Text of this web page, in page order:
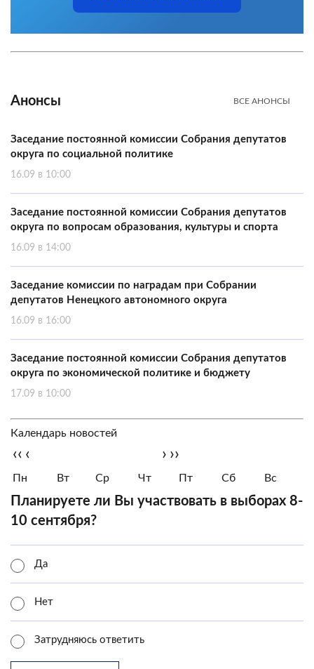
Анонсы ВСЕ АНОНСЫ
Заседание постоянной комиссии Собрания депутатов
округа по социальной политике
16.09 в 10:00
Заседание постоянной комиссии Собрания депутатов
округа по вопросам образования, культуры и спорта
16.09 в 14:00
Заседание комиссии по наградам при Собрании
депутатов Ненецкого автономного округа
16.09 в 16:00
Заседание постоянной комиссии Собрания депутатов
округа по экономической политике и бюджету
17.09 в 10:00
Календарь новостей
‹‹ ‹ › ››
Пн Вт Ср Чт Пт Сб Вс
Планируете ли Вы участвовать в выборах 8-
10 сентября?
Да
Нет
Затрудняюсь ответить